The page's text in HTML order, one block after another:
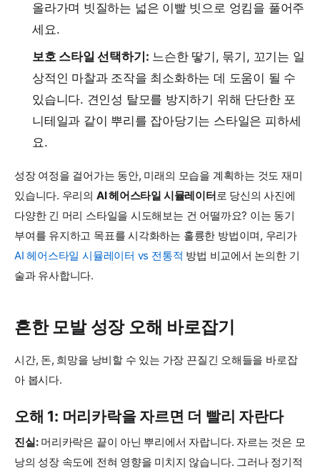
올라가며 빗질하는 넓은 이빨 빗으로 엉킴을 풀어주
세요.
보호 스타일 선택하기: 느슨한 땋기, 묶기, 꼬기는 일
상적인 마찰과 조작을 최소화하는 데 도움이 될 수
있습니다. 견인성 탈모를 방지하기 위해 단단한 포
니테일과 같이 뿌리를 잡아당기는 스타일은 피하세
요.
성장 여정을 걸어가는 동안, 미래의 모습을 계획하는 것도 재미
있습니다. 우리의 AI 헤어스타일 시뮬레이터로 당신의 사진에
다양한 긴 머리 스타일을 시도해보는 건 어떨까요? 이는 동기
부여를 유지하고 목표를 시각화하는 훌륭한 방법이며, 우리가
AI 헤어스타일 시뮬레이터 vs 전통적 방법 비교에서 논의한 기
술과 유사합니다.
흔한 모발 성장 오해 바로잡기
시간, 돈, 희망을 낭비할 수 있는 가장 끈질긴 오해들을 바로잡
아 봅시다.
오해 1: 머리카락을 자르면 더 빨리 자란다
진실:머리카락은 끝이 아닌 뿌리에서 자랍니다. 자르는 것은 모
낭의 성장 속도에 전혀 영향을 미치지 않습니다. 그러나 정기적